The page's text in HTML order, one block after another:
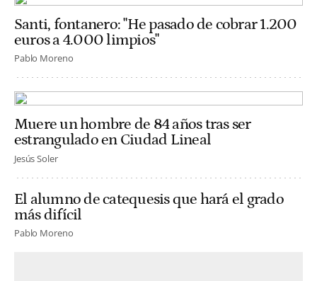
Santi, fontanero: "He pasado de cobrar 1.200
euros a 4.000 limpios"
Pablo Moreno
Muere un hombre de 84 años tras ser
estrangulado en Ciudad Lineal
Jesús Soler
El alumno de catequesis que hará el grado
más difícil
Pablo Moreno